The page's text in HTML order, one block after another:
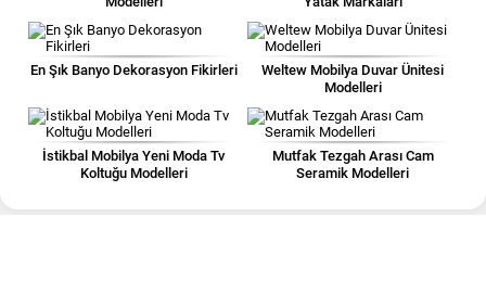
En Şık Banyo Dekorasyon Fikirleri
Weltew Mobilya Duvar Ünitesi
Modelleri
İstikbal Mobilya Yeni Moda Tv
Koltuğu Modelleri
Mutfak Tezgah Arası Cam
Seramik Modelleri